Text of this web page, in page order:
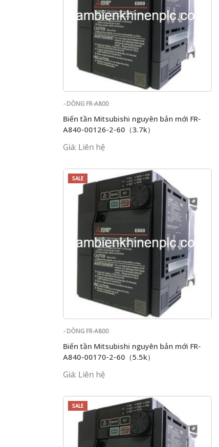
- DÒNG FR-A800
Biến tần Mitsubishi nguyên bản mới FR-
A840-00126-2-60（3.7k）
Giá: Liên hệ
SALE
- DÒNG FR-A800
Biến tần Mitsubishi nguyên bản mới FR-
A840-00170-2-60（5.5k）
Giá: Liên hệ
SALE